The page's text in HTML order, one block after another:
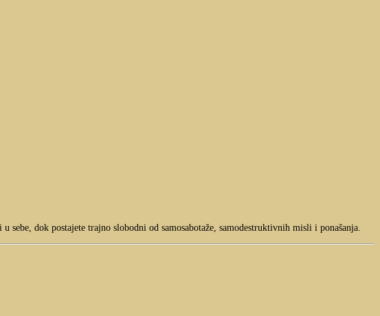
dok postajete trajno slobodni od samosabotaže, samodestruktivnih misli i ponašanja.